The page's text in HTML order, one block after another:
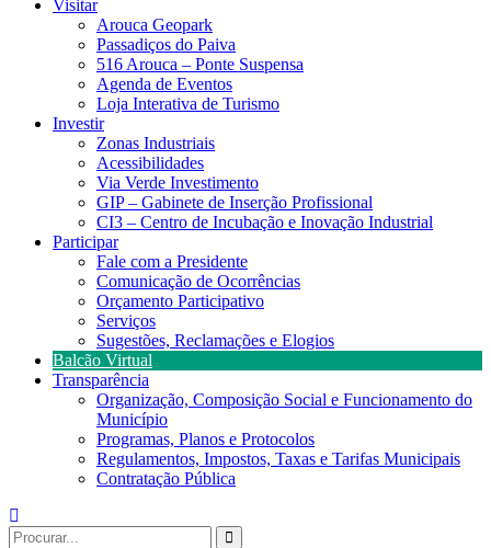
Visitar
Arouca Geopark
Passadiços do Paiva
516 Arouca – Ponte Suspensa
Agenda de Eventos
Loja Interativa de Turismo
Investir
Zonas Industriais
Acessibilidades
Via Verde Investimento
GIP – Gabinete de Inserção Profissional
CI3 – Centro de Incubação e Inovação Industrial
Participar
Fale com a Presidente
Comunicação de Ocorrências
Orçamento Participativo
Serviços
Sugestões, Reclamações e Elogios
Balcão Virtual
Transparência
Organização, Composição Social e Funcionamento do
Município
Programas, Planos e Protocolos
Regulamentos, Impostos, Taxas e Tarifas Municipais
Contratação Pública